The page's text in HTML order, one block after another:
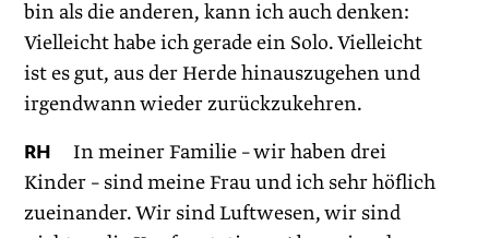
bin als die anderen, kann ich auch denken:
Vielleicht habe ich gerade ein Solo. Vielleicht
ist es gut, aus der Herde hinauszugehen und
irgendwann wieder zurückzukehren.
RH In meiner Familie – wir haben drei
Kinder – sind meine Frau und ich sehr höflich
zueinander. Wir sind Luftwesen, wir sind